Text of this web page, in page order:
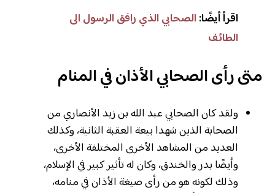
اقرأ أيضًا: الصحابي الذي رافق الرسول الى
الطائف
متى رأى الصحابي الأذان في المنام
ولقد كان الصحابي عبد الله بن زيد الأنصاري من
الصحابة الذين شهدا بيعة العقبة الثانية، وكذلك
العديد من المشاهد الأخرى المختلفة الأخرى،
وأيضًا بدر والخندق، وكان له تأثير كبير في الإسلام،
وذلك لكونه هو من رأى صيغة الأذان في منامه،